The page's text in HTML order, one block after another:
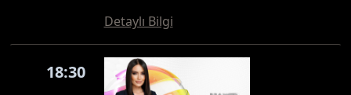
Detaylı Bilgi
18:30